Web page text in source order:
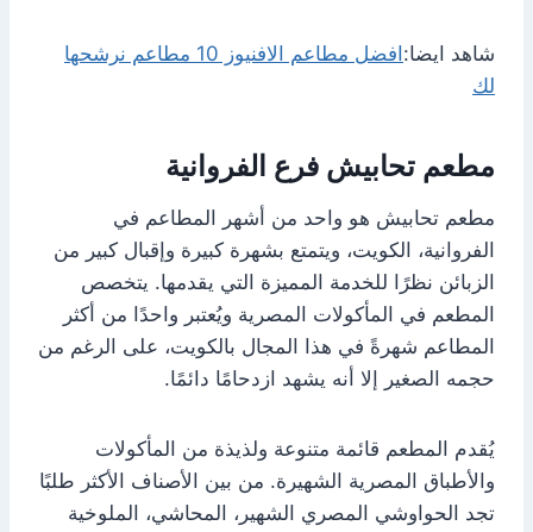
شاهد ايضا:
افضل مطاعم الافنيوز 10 مطاعم نرشحها
لك
مطعم تحابيش فرع الفروانية
مطعم تحابيش هو واحد من أشهر المطاعم في
الفروانية، الكويت، ويتمتع بشهرة كبيرة وإقبال كبير من
الزبائن نظرًا للخدمة المميزة التي يقدمها. يتخصص
المطعم في المأكولات المصرية ويُعتبر واحدًا من أكثر
المطاعم شهرةً في هذا المجال بالكويت، على الرغم من
حجمه الصغير إلا أنه يشهد ازدحامًا دائمًا.
يُقدم المطعم قائمة متنوعة ولذيذة من المأكولات
والأطباق المصرية الشهيرة. من بين الأصناف الأكثر طلبًا
تجد الحواوشي المصري الشهير، المحاشي، الملوخية